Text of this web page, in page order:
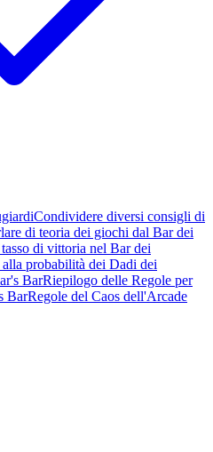
Condividere diversi consigli di
di teoria dei giochi dal Bar dei
di vittoria nel Bar dei
probabilità dei Dadi dei
BarRiepilogo delle Regole per
BarRegole del Caos dell'Arcade